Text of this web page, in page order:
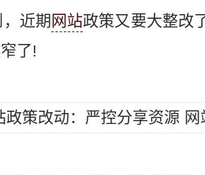
近期 网站政策又要大整改
了!